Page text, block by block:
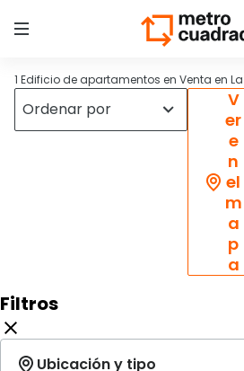
1 Edificio de apartamentos en Venta en
V
er
e
n
el
m
a
p
a
Filtros